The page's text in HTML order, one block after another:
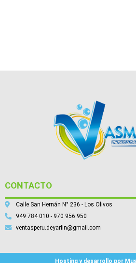
CONTACTO
Calle San Hernán N° 236 - Los Olivos
949 784 010 - 970 956 950
ventasperu.deyarlin@gmail.com
Hosting y desarrollo por